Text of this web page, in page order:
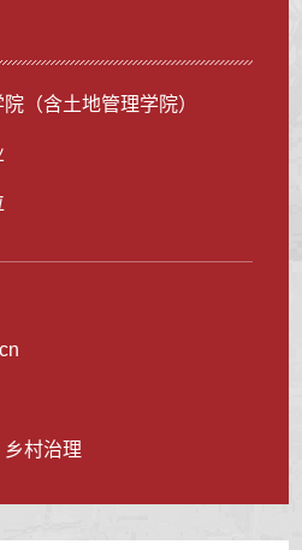
（含土地管理学院）
村治理